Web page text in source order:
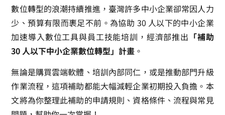
數位轉型的浪潮持續推進，臺灣許多中小企業卻常因人力
少、預算有限而裹足不前。為協助 30 人以下的中小企業
加速導入數位工具與員工技能培訓，經濟部推出 「補助
30 人以下中小企業數位轉型」計畫 。
無論是購買雲端軟體、培訓內部同仁，或是推動部門升級
作業流程，這項補助都能大幅減輕企業初期投入負擔。本
文將為你整理此補助的申請規則、資格條件、流程與常見